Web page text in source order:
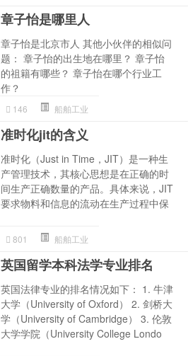
章子怡是哪里人
章子怡是北京市人 其他小伙伴的相似问
题： 章子怡的出生地在哪里？ 章子怡
的祖籍有哪些？ 章子怡在哪个行业工
作？
146 船舶工业
准时化jit的含义
准时化（Just in Time，JIT）是一种生
产管理技术，其核心思想是在正确的时
间生产正确数量的产品。具体来说，JIT
要求物料和信息的流动在生产过程中保
801 船舶工业
英国留学本科法学专业排名
英国法律专业的排名情况如下： 1. 牛津
大学（University of Oxford） 2. 剑桥大
学（University of Cambridge） 3. 伦敦
大学学院（University College Londo